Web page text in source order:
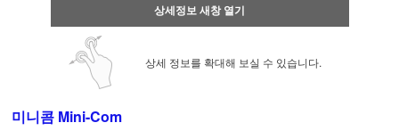
상세정보 새창 열기
상세 정보를 확대해 보실 수 있습니다.
미니콤 Mini-Com